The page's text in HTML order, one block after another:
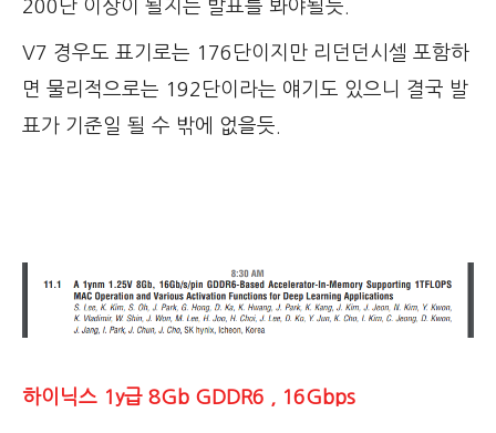
200단 이상이 될지는 발표를 봐야될듯.
V7 경우도 표기로는 176단이지만 리던던시셀 포함하
면 물리적으로는 192단이라는 얘기도 있으니 결국 발
표가 기준일 될 수 밖에 없을듯.
하이닉스 1y급 8Gb GDDR6 , 16Gbps